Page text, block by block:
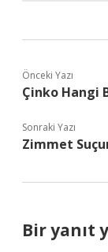
Önceki Yazı
Çinko Hangi
Sonraki Yazı
Zimmet
Bir yanıt